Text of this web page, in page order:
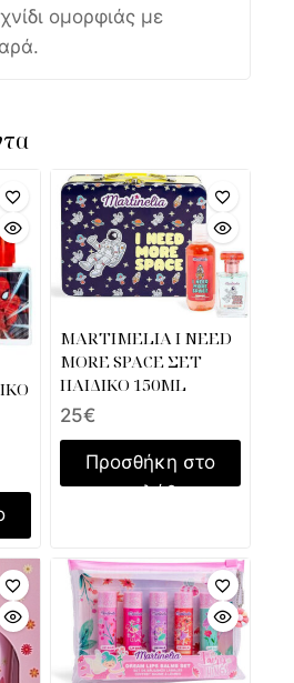
ομορφιάς με
MARTIMELIA I NEED
MORE SPACE ΣΕΤ
ΠΑΙΔΙΚΟ 150ML
25€
Προσθήκη στο
καλάθι